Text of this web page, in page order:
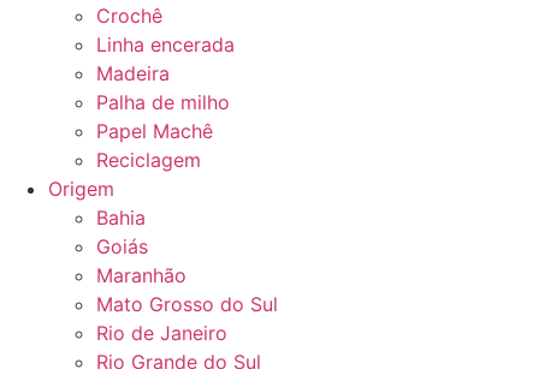
Crochê
Linha encerada
Madeira
Palha de milho
Papel Machê
Reciclagem
Origem
Bahia
Goiás
Maranhão
Mato Grosso do Sul
Rio de Janeiro
Rio Grande do Sul